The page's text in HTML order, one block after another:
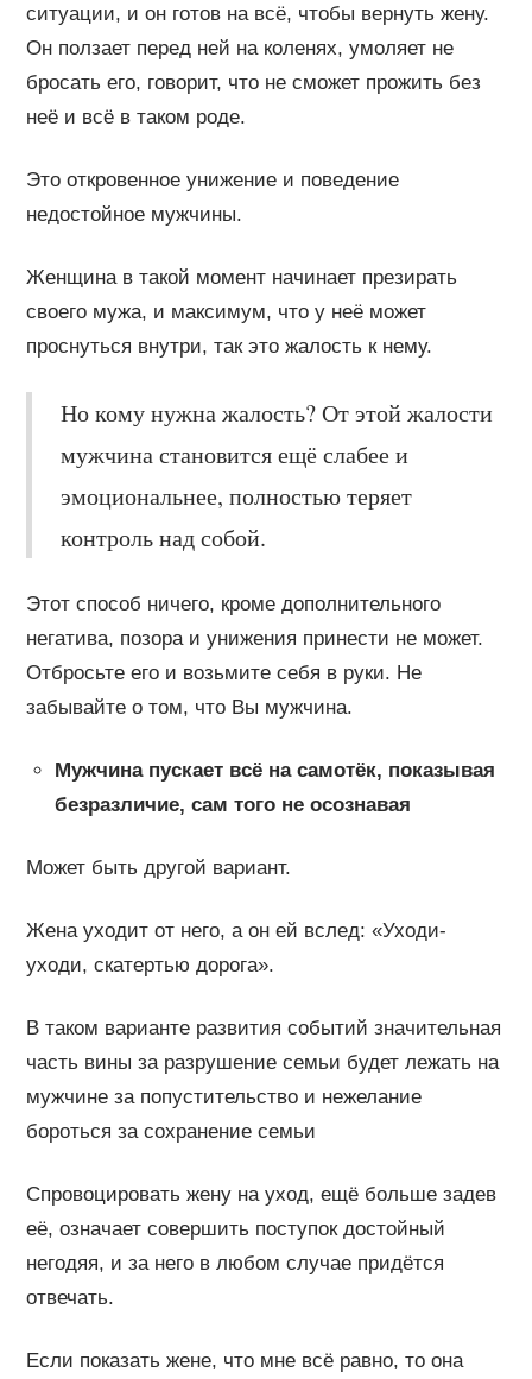
ситуации, и он готов на всё, чтобы вернуть жену.
Он ползает перед ней на коленях, умоляет не
бросать его, говорит, что не сможет прожить без
неё и всё в таком роде.
Это откровенное унижение и поведение
недостойное мужчины.
Женщина в такой момент начинает презирать
своего мужа, и максимум, что у неё может
проснуться внутри, так это жалость к нему.
Но кому нужна жалость? От этой жалости
мужчина становится ещё слабее и
эмоциональнее, полностью теряет
контроль над собой.
Этот способ ничего, кроме дополнительного
негатива, позора и унижения принести не может.
Отбросьте его и возьмите себя в руки. Не
забывайте о том, что Вы мужчина.
Мужчина пускает всё на самотёк, показывая
безразличие, сам того не осознавая
Может быть другой вариант.
Жена уходит от него, а он ей вслед: «Уходи-
уходи, скатертью дорога».
В таком варианте развития событий значительная
часть вины за разрушение семьи будет лежать на
мужчине за попустительство и нежелание
бороться за сохранение семьи
Спровоцировать жену на уход, ещё больше задев
её, означает совершить поступок достойный
негодяя, и за него в любом случае придётся
отвечать.
Если показать жене, что мне всё равно, то она